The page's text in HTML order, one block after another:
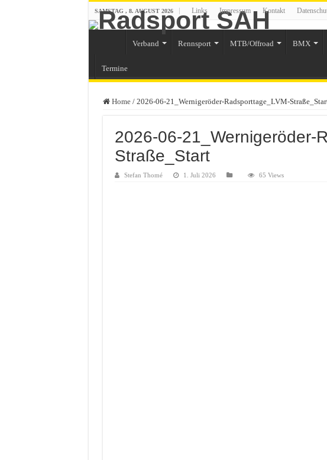
SAMSTAG , 8. AUGUST 2026 Links Impressum Kontakt
Verband Rennsport MTB/Offroad BMX
Termine
Home / 2026-06-21_Wernigeröder-Radsporttage_LVM-
2026-06-21_Wernigeröder-
Straße_Start
Stefan Thomé 1. Juli 2026 65 Views